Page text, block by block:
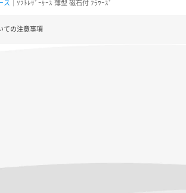
ス ｜ｿﾌﾄﾚｻﾞｰｹｰｽ 薄型 磁石付 ﾌﾗﾜｰｽﾞ
ての注意事項